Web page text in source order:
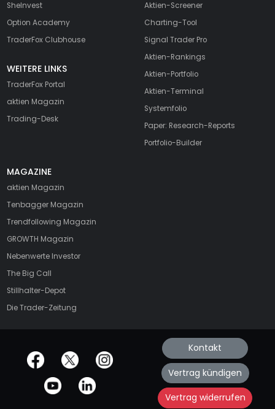
SheInvest
Option Academy
TraderFox Clubhouse
WEITERE LINKS
TraderFox Portal
aktien Magazin
Trading-Desk
Aktien-Screener
Charting-Tool
Signal Trader Pro
Aktien-Rankings
Aktien-Portfolio
Aktien-Terminal
Systemfolio
Paper: Research-Reports
Portfolio-Builder
MAGAZINE
aktien Magazin
Tenbagger Magazin
Trendfollowing Magazin
GROWTH Magazin
Nebenwerte Investor
The Big Call
Stillhalter-Depot
Die Trader-Zeitung
offizielle Social Media-Accounts Kontakt
Vertrag kündigen
Vertrag widerrufen